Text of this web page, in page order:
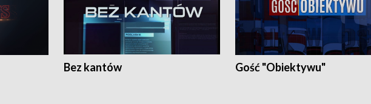
Bez kantów Gość "Obiektywu"